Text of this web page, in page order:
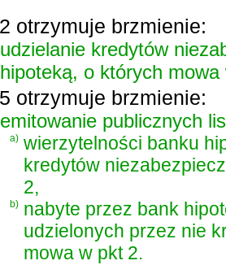
otrzymuje brzmienie:
udzielanie kredytów
hipoteką, o których
otrzymuje brzmienie:
emitowanie publicznych
a) wierzytelności banku
kredytów
2,
b) nabyte przez bank
udzielonych przez nie
mowa w pkt 2.